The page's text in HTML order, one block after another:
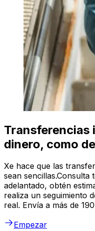
Transferencias
dinero, como
Xe hace que las
sean
adelantado, obtén
realiza un seguimiento
real. Envía a más de
Empezar